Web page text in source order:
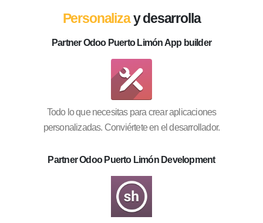
Personalizay desarrolla
Partner Odoo Puerto Limón App builder
Todo lo que necesitas para crear aplicaciones
personalizadas. Conviértete en el desarrollador.
Partner Odoo Puerto Limón Development